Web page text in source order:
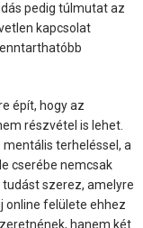
pedig túlmutat az
kapcsolat
épít, hogy az
részvétel is lehet.
mentális terheléssel, a
cserébe nemcsak
szerez, amelyre
online felülete ehhez
hanem két